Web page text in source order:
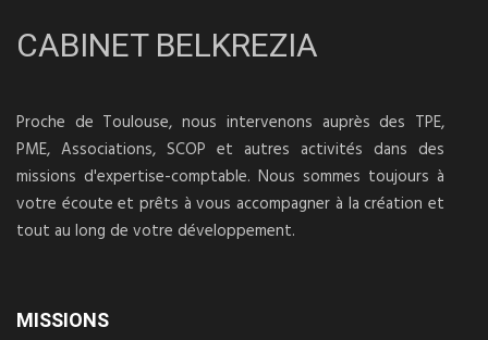
CABINET BELKREZIA
Proche de Toulouse, nous intervenons auprès des TPE,
PME, Associations, SCOP et autres activités dans des
missions d'expertise-comptable. Nous sommes toujours à
votre écoute et prêts à vous accompagner à la création et
tout au long de votre développement.
MISSIONS